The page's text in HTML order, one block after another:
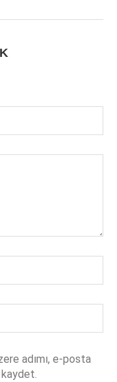
adımı, e-posta